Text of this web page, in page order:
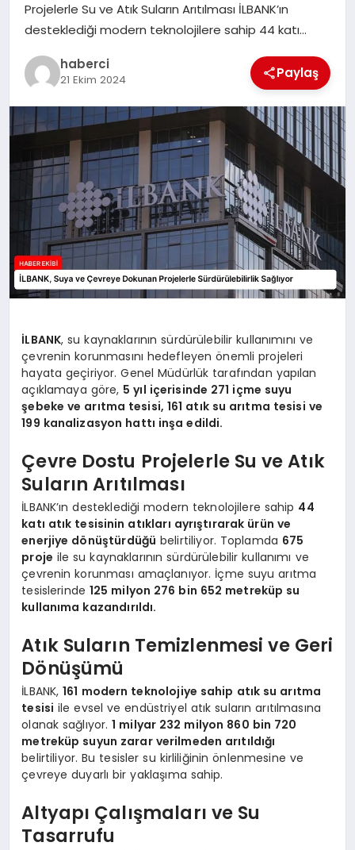
YAŞAM
Projelerle Su ve Atık Suların Arıtılması İLBANK’ın
desteklediği modern teknolojilere sahip 44 katı…
haberci
21 Ekim 2024 Paylaş
İLBANK, su kaynaklarının sürdürülebilir kullanımını ve
çevrenin korunmasını hedefleyen önemli projeleri
hayata geçiriyor. Genel Müdürlük tarafından yapılan
açıklamaya göre, 5 yıl içerisinde 271 içme suyu
şebeke ve arıtma tesisi, 161 atık su arıtma tesisi ve
199 kanalizasyon hattı inşa edildi.
Çevre Dostu Projelerle Su ve Atık
Suların Arıtılması
İLBANK’ın desteklediği modern teknolojilere sahip 44
katı atık tesisinin atıkları ayrıştırarak ürün ve
enerjiye dönüştürdüğü belirtiliyor. Toplamda 675
proje ile su kaynaklarının sürdürülebilir kullanımı ve
çevrenin korunması amaçlanıyor. İçme suyu arıtma
tesislerinde 125 milyon 276 bin 652 metreküp su
kullanıma kazandırıldı.
Atık Suların Temizlenmesi ve Geri
Dönüşümü
İLBANK,161 modern teknolojiye sahip atık su arıtma
tesisi ile evsel ve endüstriyel atık suların arıtılmasına
olanak sağlıyor.1 milyar 232 milyon 860 bin 720
metreküp suyun zarar verilmeden arıtıldığı
belirtiliyor. Bu tesisler su kirliliğinin önlenmesine ve
çevreye duyarlı bir yaklaşıma sahip.
Altyapı Çalışmaları ve Su
Tasarrufu